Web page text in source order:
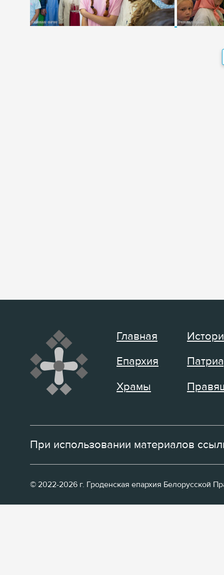
Главная
Епархия
Храмы
При использовании материалов
© 2022-2026 г. Гроденская епархия Белорусской